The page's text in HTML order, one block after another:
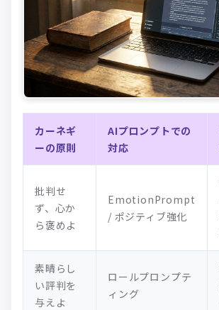
カーネギ
ーの原則
AIプロンプトでの
対応
批判せ
ず、心か
ら褒めよ
EmotionPrompt
/ ポジティブ強化
素晴らし
い評判を
与えよ
ロールプロンプテ
ィング